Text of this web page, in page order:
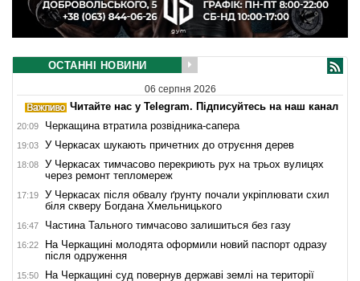
ОСТАННІ НОВИНИ
06 серпня 2026
Читайте нас у Telegram. Підписуйтесь на наш канал
20:09 Черкащина втратила розвідника-сапера
19:03 У Черкасах шукають причетних до отруєння дерев
18:08
У Черкасах тимчасово перекриють рух на трьох вулицях
через ремонт тепломереж
17:19
У Черкасах після обвалу ґрунту почали укріплювати схил
біля скверу Богдана Хмельницького
16:47 Частина Тального тимчасово залишиться без газу
16:22
На Черкащині молодята оформили новий паспорт одразу
після одруження
15:50
На Черкащині суд повернув державі землі на території